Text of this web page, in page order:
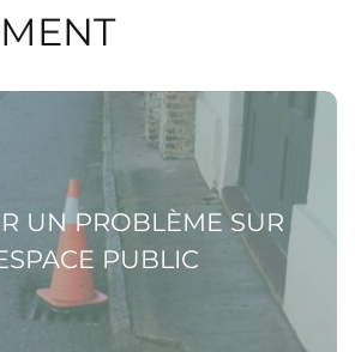
UN PROBLÈME SUR
PUBLIC
un problème sur l’espace public